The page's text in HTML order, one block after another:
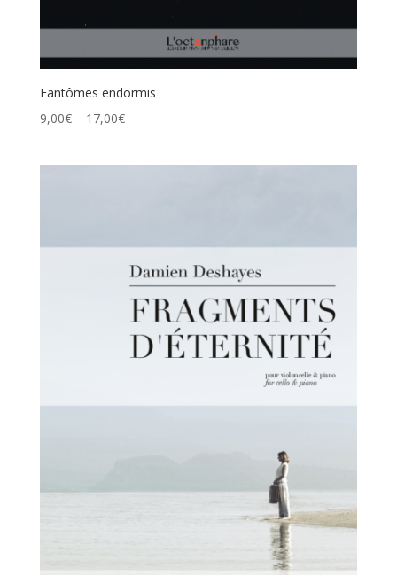
Fantômes endormis
9,00€– 17,00€